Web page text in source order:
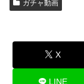
ガチャ動画
X
LINE